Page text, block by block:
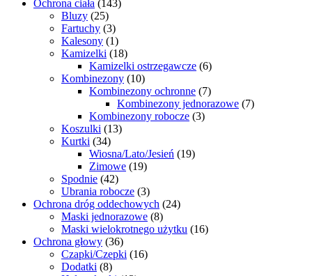
Ochrona ciała (143)
Bluzy (25)
Fartuchy (3)
Kalesony (1)
Kamizelki (18)
Kamizelki ostrzegawcze (6)
Kombinezony (10)
Kombinezony ochronne (7)
Kombinezony jednorazowe (7)
Kombinezony robocze (3)
Koszulki (13)
Kurtki (34)
Wiosna/Lato/Jesień (19)
Zimowe (19)
Spodnie (42)
Ubrania robocze (3)
Ochrona dróg oddechowych (24)
Maski jednorazowe (8)
Maski wielokrotnego użytku (16)
Ochrona głowy (36)
Czapki/Czepki (16)
Dodatki (8)